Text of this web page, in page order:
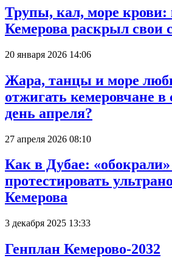
Трупы, кал, море крови:
Кемерова раскрыл свои
20 января 2026 14:06
Жара, танцы и море
отжигать кемеровчане
день апреля?
27 апреля 2026 08:10
Как в Дубае:
протестировать
Кемерова
3 декабря 2025 13:33
Генплан Кемерово-2032